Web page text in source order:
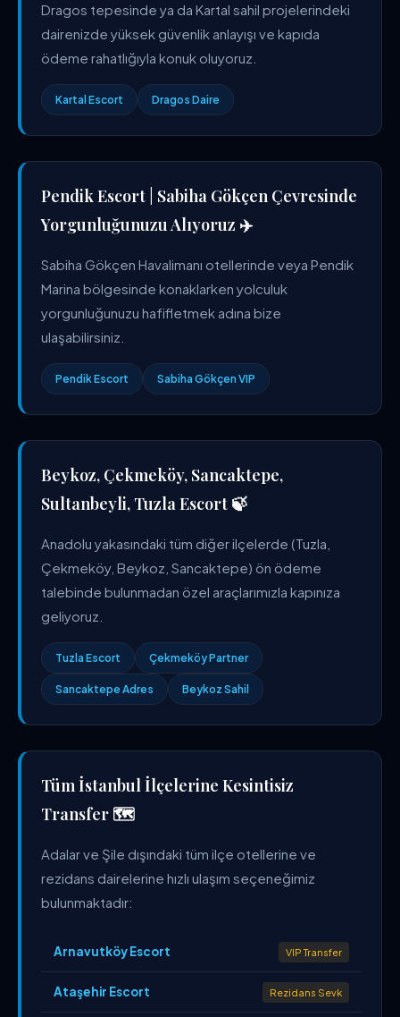
Dragos tepesinde ya da Kartal sahil projelerindeki
dairenizde yüksek güvenlik anlayışı ve kapıda
ödeme rahatlığıyla konuk oluyoruz.
Kartal Escort Dragos Daire
Pendik Escort | Sabiha Gökçen Çevresinde
Yorgunluğunuzu Alıyoruz ✈️
Sabiha Gökçen Havalimanı otellerinde veya Pendik
Marina bölgesinde konaklarken yolculuk
yorgunluğunuzu hafifletmek adına bize
ulaşabilirsiniz.
Pendik Escort Sabiha Gökçen VIP
Beykoz, Çekmeköy, Sancaktepe,
Sultanbeyli, Tuzla Escort 🍃
Anadolu yakasındaki tüm diğer ilçelerde (Tuzla,
Çekmeköy, Beykoz, Sancaktepe) ön ödeme
talebinde bulunmadan özel araçlarımızla kapınıza
geliyoruz.
Tuzla Escort Çekmeköy Partner
Sancaktepe Adres Beykoz Sahil
Tüm İstanbul İlçelerine Kesintisiz
Transfer 🗺️
Adalar ve Şile dışındaki tüm ilçe otellerine ve
rezidans dairelerine hızlı ulaşım seçeneğimiz
bulunmaktadır:
Arnavutköy Escort VIP Transfer
Ataşehir Escort Rezidans Sevk